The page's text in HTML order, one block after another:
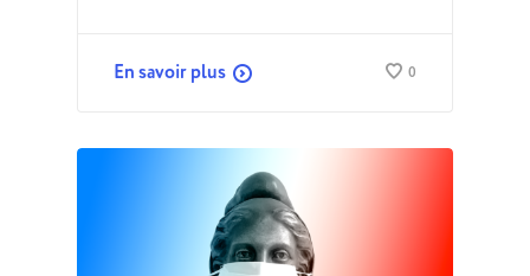
En savoir plus 0